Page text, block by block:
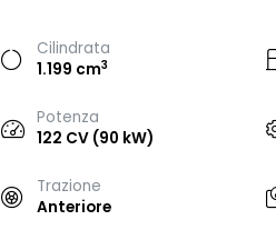
Cilindrata
1.199 cm3
Potenza
122 CV (90 kW)
Trazione
Anteriore